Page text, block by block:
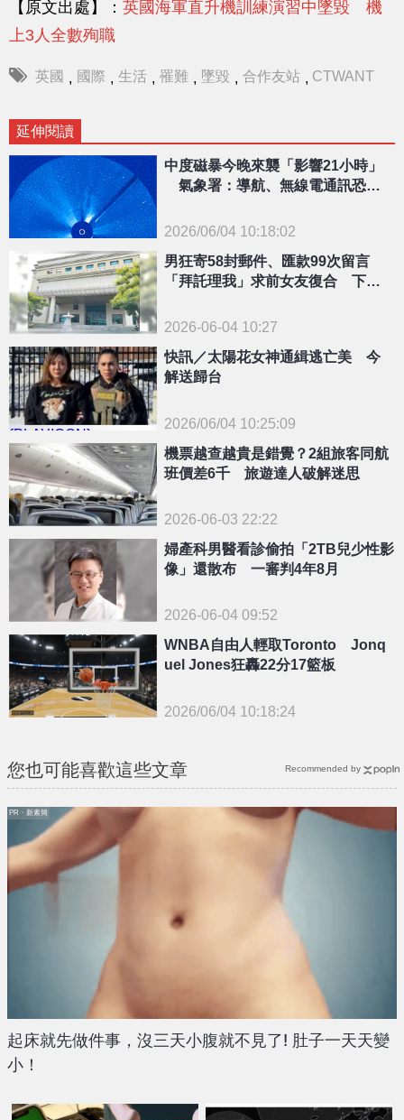
【原文出處】： 英國海軍直升機訓練演習中墜毀 機
上3人全數殉職
英國 , 國際 , 生活 , 罹難 , 墜毀 , 合作友站 , CTWANT
延伸閱讀
{PLAYICON}
中度磁暴今晚來襲「影響21小時」
氣象署：導航、無線電通訊恐短
2026/06/04 10:18:02
男狂寄58封郵件、匯款99次留言
「拜託理我」求前女友復合 下場
2026-06-04 10:27
{PLAYICON}
快訊／太陽花女神通緝逃亡美 今
解送歸台
2026/06/04 10:25:09
機票越查越貴是錯覺？2組旅客同航
班價差6千 旅遊達人破解迷思
2026-06-03 22:22
婦產科男醫看診偷拍「2TB兒少性影
像」還散布 一審判4年8月
2026-06-04 09:52
WNBA自由人輕取Toronto Jonq
uel Jones狂轟22分17籃板
2026/06/04 10:18:24
您也可能喜歡這些文章
起床就先做件事，沒三天小腹就不見了! 肚子一天天變
小！
PR・新素簡
Recommended by